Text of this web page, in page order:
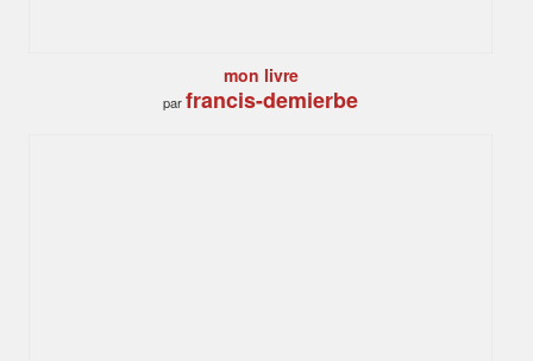
mon livre
parfrancis-demierbe